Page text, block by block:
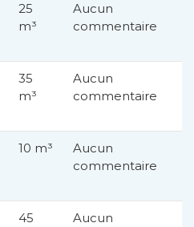
25
m³
Aucun
commentaire
35
m³
Aucun
commentaire
10 m³
Aucun
commentaire
45
Aucun